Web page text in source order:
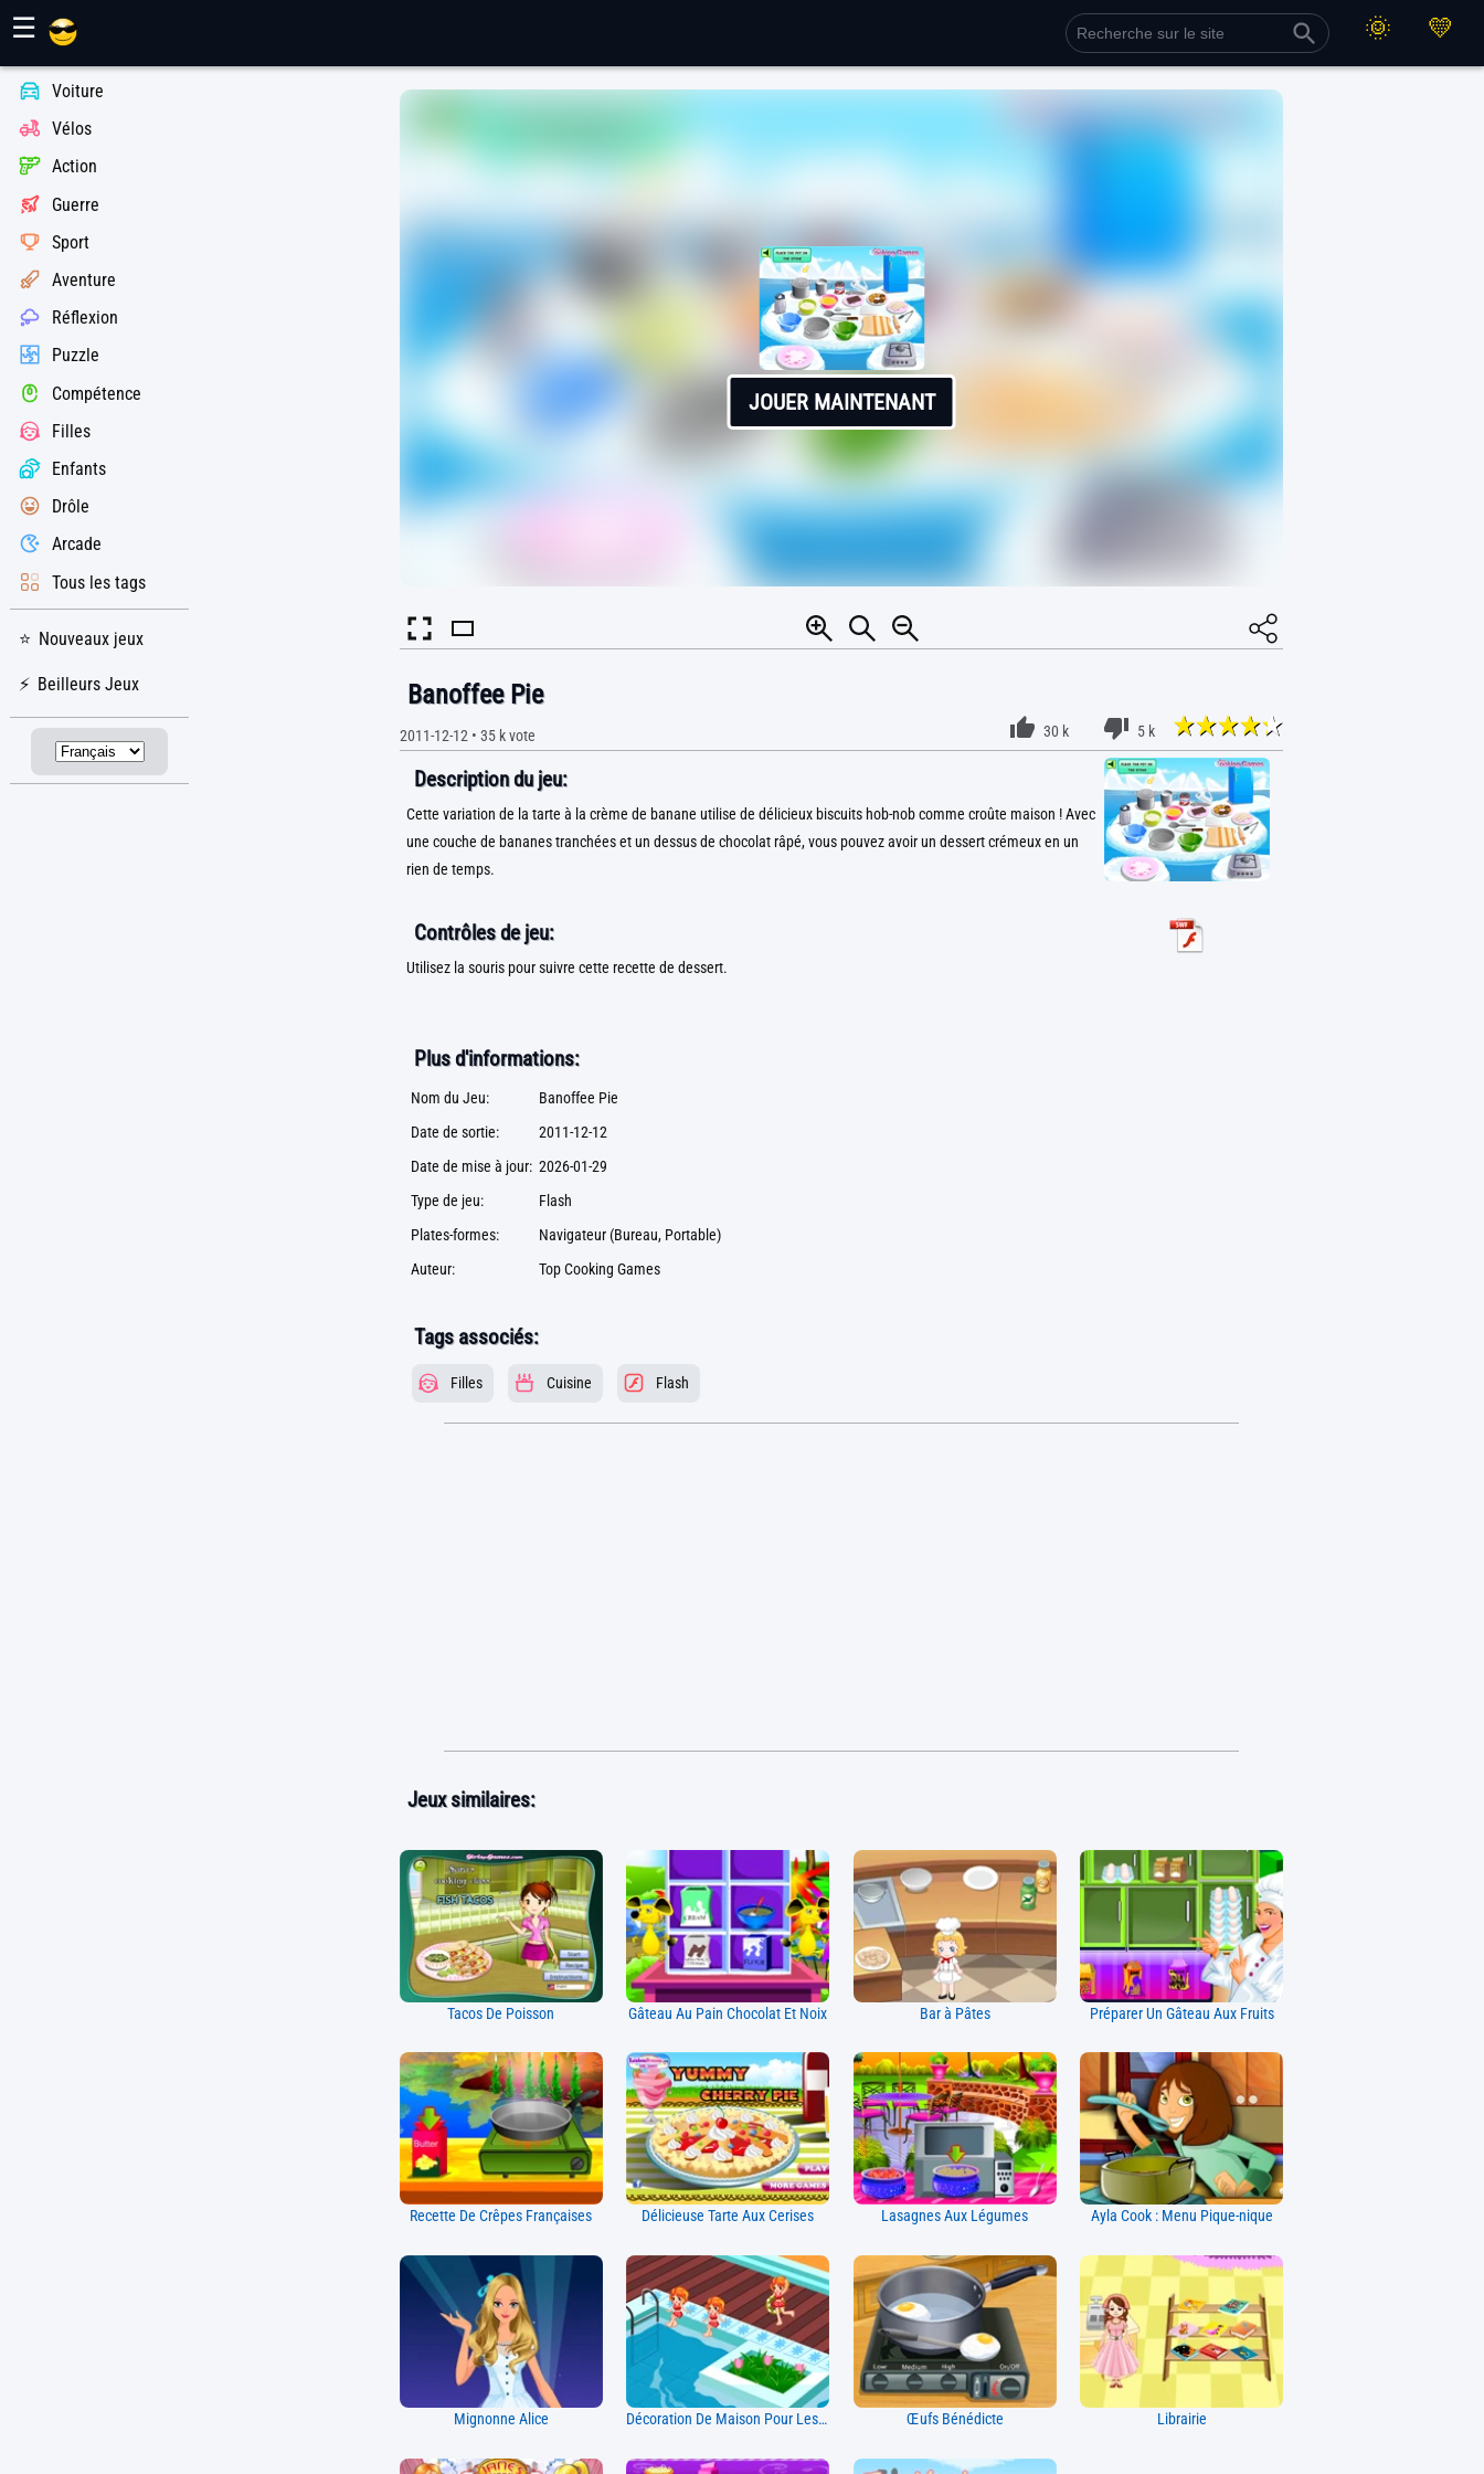
☰
Voiture
Vélos
Action
Guerre
Sport
Aventure
Réflexion
Puzzle
Compétence
Filles
Enfants
Drôle
Arcade
Tous les tags
Nouveaux jeux
Beilleurs Jeux
JOUER MAINTENANT
Banoffee Pie
2011-12-12• 35 kvote 30 k 5 k
Description du jeu:
Cette variation de la tarte à la crème de banane utilise de délicieux biscuits hob-nob comme croûte maison ! Avec
une couche de bananes tranchées et un dessus de chocolat râpé, vous pouvez avoir un dessert crémeux en un
rien de temps.
Contrôles de jeu:
Utilisez la souris pour suivre cette recette de dessert.
Plus d'informations:
Nom du Jeu:
Banoffee Pie
Date de sortie:
2011-12-12
Date de mise à jour: 2026-01-29
Type de jeu:
Flash
Plates-formes:
Navigateur (Bureau, Portable)
Auteur:
Top Cooking Games
Tags associés:
Filles Cuisine Flash
Jeux similaires:
Tacos De Poisson Gâteau Au Pain Chocolat Et Noix Bar à Pâtes Préparer Un Gâteau Aux Fruits
Recette De Crêpes Françaises Délicieuse Tarte Aux Cerises Lasagnes Aux Légumes Ayla Cook : Menu Pique-nique
Mignonne Alice Décoration De Maison Pour Les Vacances D'été De Tessa Œufs Bénédicte Librairie